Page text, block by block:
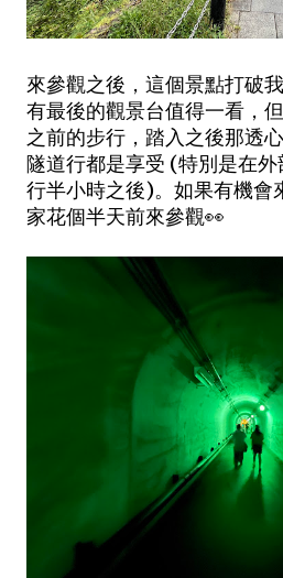
來參觀之後，這個景點打破
有最後的觀景台值得一看，
之前的步行，踏入之後那透
隧道行都是享受 (特別是在
行半小時之後)。如果有機會
家花個半天前來參觀👀